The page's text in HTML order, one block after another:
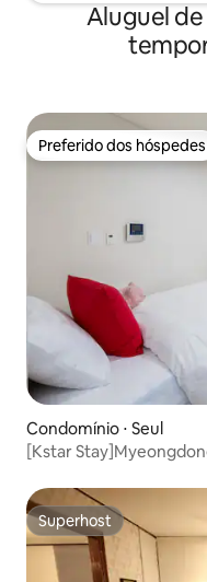
Aluguel
Preferido dos hóspedes
Preferido dos hóspedes
Condomínio ⋅ Seul
[Kstar
Superhost
Superhost